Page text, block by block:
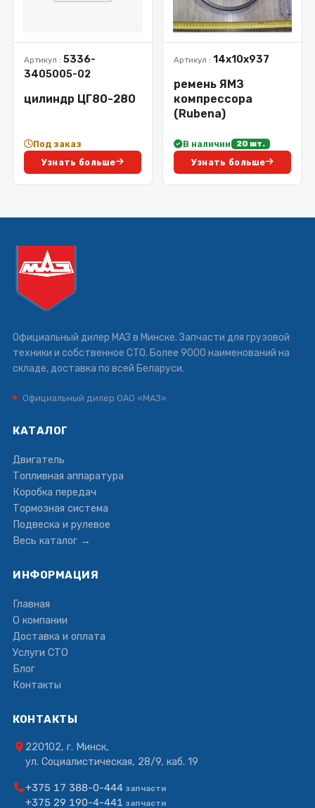
Артикул : 5336-
3405005-02
цилиндр ЦГ80-280
Под заказ
Узнать больше
Артикул : 14х10х937
ремень ЯМЗ
компрессора
(Rubena)
В наличии 20 шт.
Узнать больше
Официальный дилер МАЗ в Минске. Запчасти для грузовой
техники и собственное СТО. Более 9000 наименований на
складе, доставка по всей Беларуси.
Официальный дилер ОАО «МАЗ»
КАТАЛОГ
Двигатель
Топливная аппаратура
Коробка передач
Тормозная система
Подвеска и рулевое
Весь каталог →
ИНФОРМАЦИЯ
Главная
О компании
Доставка и оплата
Услуги СТО
Блог
Контакты
КОНТАКТЫ
220102, г. Минск,
ул. Социалистическая, 28/9, каб. 19
+375 17 388-0-444 запчасти
+375 29 190-4-441 запчасти